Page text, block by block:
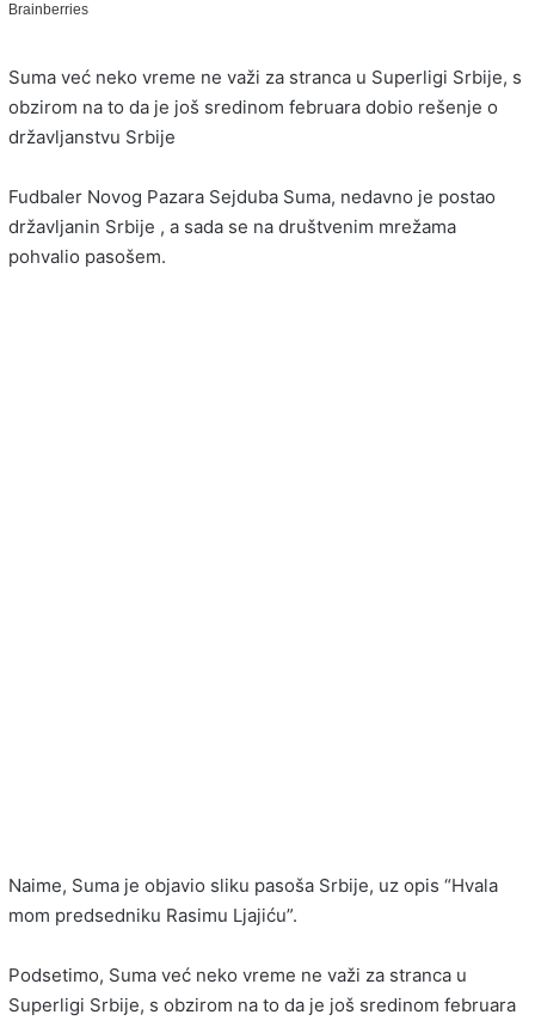
Suma već neko vreme ne važi za stranca u Superligi Srbije, s
obzirom na to da je još sredinom februara dobio rešenje o
državljanstvu Srbije
Fudbaler Novog Pazara Sejduba Suma, nedavno je postao
državljanin Srbije , a sada se na društvenim mrežama
pohvalio pasošem.
Naime, Suma je objavio sliku pasoša Srbije, uz opis “Hvala
mom predsedniku Rasimu Ljajiću”.
Podsetimo, Suma već neko vreme ne važi za stranca u
Superligi Srbije, s obzirom na to da je još sredinom februara